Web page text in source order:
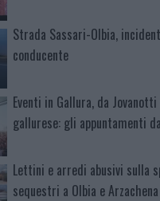
Strada Sassari-Olbia,
conducente
Eventi in Gallura, da Jovanotti
gallurese: gli appuntamenti
Lettini e arredi abusivi sulla
sequestri a Olbia e Arzachena